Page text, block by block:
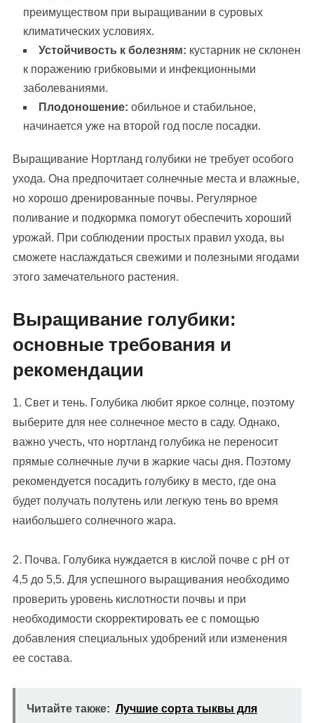
преимуществом при выращивании в суровых
климатических условиях.
Устойчивость к болезням: кустарник не склонен
к поражению грибковыми и инфекционными
заболеваниями.
Плодоношение: обильное и стабильное,
начинается уже на второй год после посадки.
Выращивание Нортланд голубики не требует особого
ухода. Она предпочитает солнечные места и влажные,
но хорошо дренированные почвы. Регулярное
поливание и подкормка помогут обеспечить хороший
урожай. При соблюдении простых правил ухода, вы
сможете наслаждаться свежими и полезными ягодами
этого замечательного растения.
Выращивание голубики:
основные требования и
рекомендации
1. Свет и тень. Голубика любит яркое солнце, поэтому
выберите для нее солнечное место в саду. Однако,
важно учесть, что нортланд голубика не переносит
прямые солнечные лучи в жаркие часы дня. Поэтому
рекомендуется посадить голубику в место, где она
будет получать полутень или легкую тень во время
наибольшего солнечного жара.
2. Почва. Голубика нуждается в кислой почве с pH от
4,5 до 5,5. Для успешного выращивания необходимо
проверить уровень кислотности почвы и при
необходимости скорректировать ее с помощью
добавления специальных удобрений или изменения
ее состава.
Читайте также: Лучшие сорта тыквы для